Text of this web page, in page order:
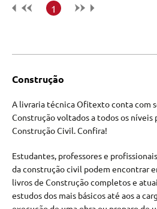
1
Construção
A livraria técnica Ofitexto conta com
Construção voltados a todos os níveis
Construção Civil. Confira!
Estudantes, professores e
da construção civil podem encontrar
livros de Construção completos e
estudos dos mais básicos até aos a